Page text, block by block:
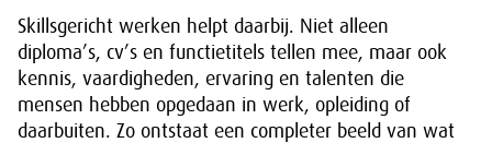
Skillsgericht werken helpt daarbij. Niet alleen
diploma’s, cv’s en functietitels tellen mee, maar ook
kennis, vaardigheden, ervaring en talenten die
mensen hebben opgedaan in werk, opleiding of
daarbuiten. Zo ontstaat een completer beeld van wat